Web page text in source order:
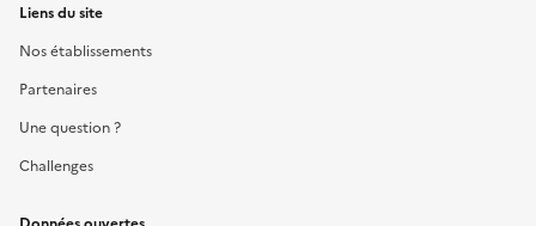
Liens du site
Nos établissements
Partenaires
Une question ?
Challenges